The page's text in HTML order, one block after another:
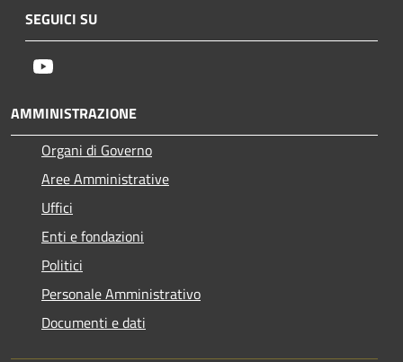
SEGUICI SU
AMMINISTRAZIONE
Organi di Governo
Aree Amministrative
Uffici
Enti e fondazioni
Politici
Personale Amministrativo
Documenti e dati